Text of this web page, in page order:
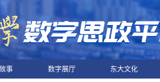
事 数字展厅 东大文化